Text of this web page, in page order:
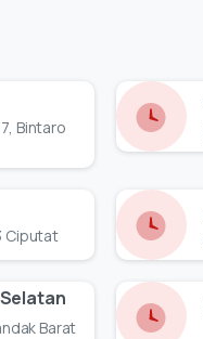
Bintaro
Ciputat
Barat